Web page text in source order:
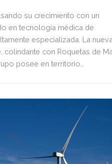
su crecimiento con un
en tecnología médica de
especializada. La
colindante con Roquetas de
posee en territorio